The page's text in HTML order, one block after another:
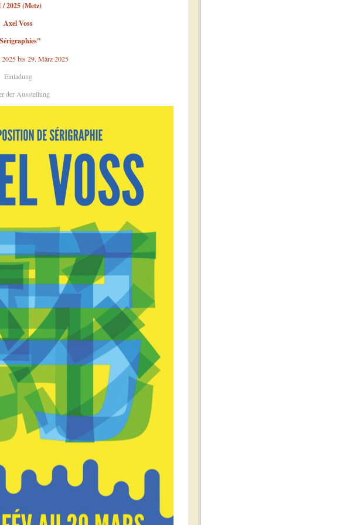
2025 (Metz)
Axel Voss
2025 bis 29. März 2025
Einladung
der Ausstellung